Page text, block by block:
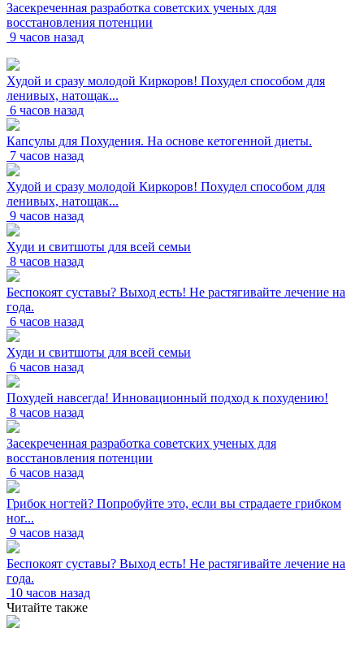
Засекреченная разработка советских ученых для
восстановления потенции
9 часов назад
Худой и сразу молодой Киркоров! Похудел способом для
ленивых, натощак...
6 часов назад
Капсулы для Похудения. На основе кетогенной диеты.
7 часов назад
Худой и сразу молодой Киркоров! Похудел способом для
ленивых, натощак...
9 часов назад
Худи и свитшоты для всей семьи
8 часов назад
Беспокоят суставы? Выход есть! Не растягивайте лечение на
года.
6 часов назад
Худи и свитшоты для всей семьи
6 часов назад
Похудей навсегда! Инновационный подход к похудению!
8 часов назад
Засекреченная разработка советских ученых для
восстановления потенции
6 часов назад
Грибок ногтей? Попробуйте это, если вы страдаете грибком
ног...
9 часов назад
Беспокоят суставы? Выход есть! Не растягивайте лечение на
года.
10 часов назад
Читайте также